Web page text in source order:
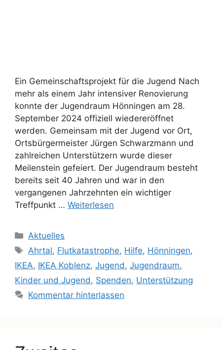
Ein Gemeinschaftsprojekt für die Jugend Nach
mehr als einem Jahr intensiver Renovierung
konnte der Jugendraum Hönningen am 28.
September 2024 offiziell wiedereröffnet
werden. Gemeinsam mit der Jugend vor Ort,
Ortsbürgermeister Jürgen Schwarzmann und
zahlreichen Unterstützern wurde dieser
Meilenstein gefeiert. Der Jugendraum besteht
bereits seit 40 Jahren und war in den
vergangenen Jahrzehnten ein wichtiger
Treffpunkt … Weiterlesen
Aktuelles
Ahrtal, Flutkatastrophe, Hilfe, Hönningen,
IKEA, IKEA Koblenz, Jugend , Jugendraum,
Kinder und Jugend , Spenden, Unterstützung
Kommentar hinterlassen